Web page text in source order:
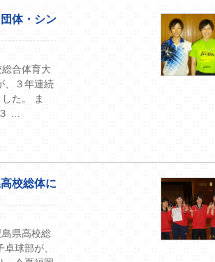
体・シン
合体育大
、３年連続
た。 ま
…
校総体に
県高校総
球部が、